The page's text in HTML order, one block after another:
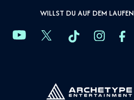
WILLST DU AUF DEM